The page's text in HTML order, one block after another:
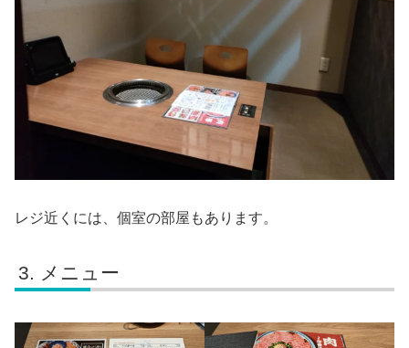
レジ近くには、個室の部屋もあります。
メニュー